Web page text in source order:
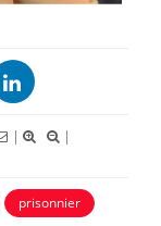
|
|
prisonnier